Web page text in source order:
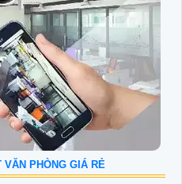
VĂN PHÒNG GIÁ RẺ